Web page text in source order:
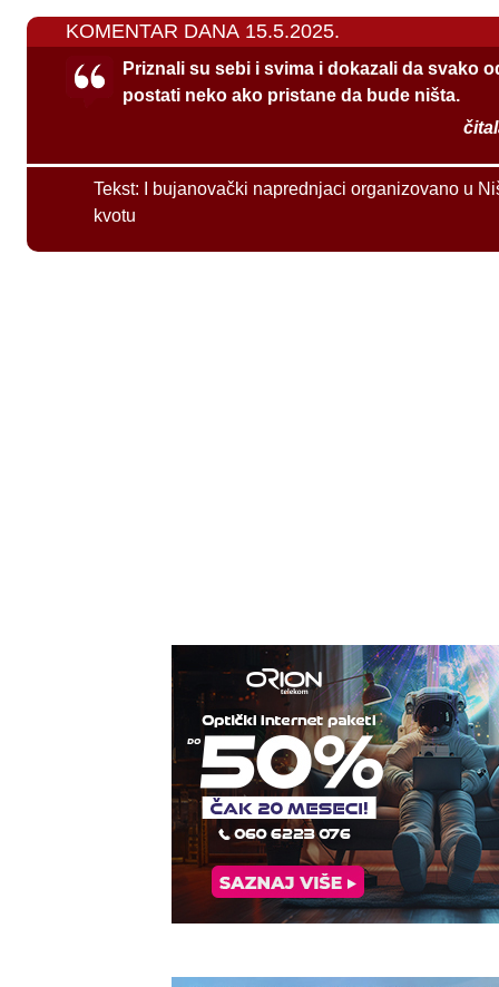
KOMENTAR DANA 15.5.2025.
Priznali su sebi i svima i dokazali da svako
postati neko ako pristane da bude ništa.
Tekst:
I bujanovački naprednjaci organizovano u
kvotu